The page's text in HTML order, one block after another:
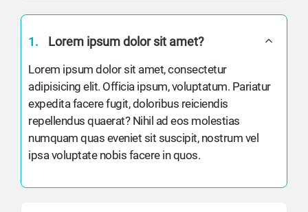
1. Lorem ipsum dolor sit amet?
Lorem ipsum dolor sit amet, consectetur
adipisicing elit. Officia ipsum, voluptatum. Pariatur
expedita facere fugit, doloribus reiciendis
repellendus quaerat? Nihil ad eos molestias
numquam quas eveniet sit suscipit, nostrum vel
ipsa voluptate nobis facere in quos.